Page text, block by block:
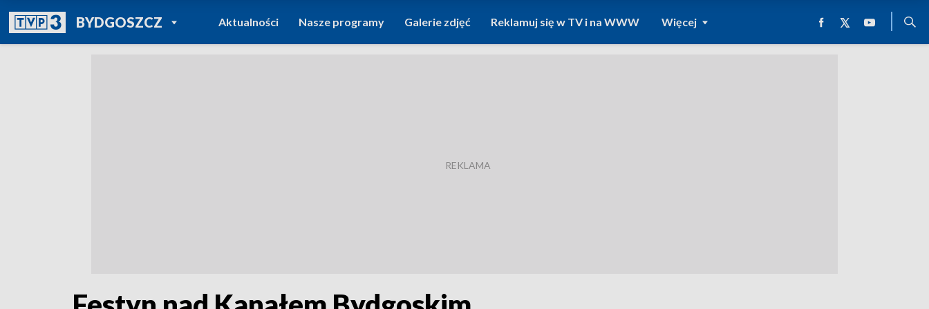
BYDGOSZCZPOWRÓT DO
TVP REGIONY
Aktualności Nasze programy Galerie zdjęć Reklamuj się w TV i na WWW Więcej